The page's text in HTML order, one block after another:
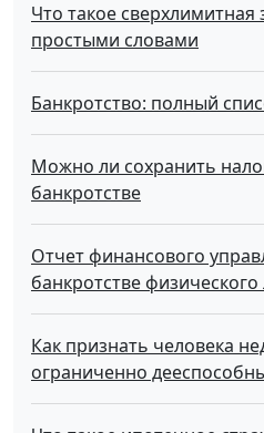
Что такое сверхлимитная
простыми словами
Банкротство: полный
Можно ли сохранить
банкротстве
Отчет финансового
банкротстве физического
Как признать человека
ограниченно